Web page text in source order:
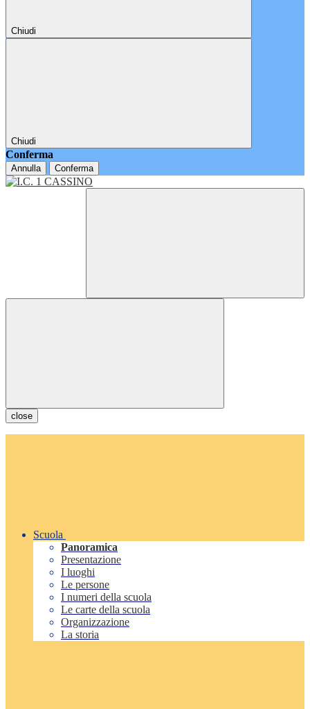
Chiudi
Chiudi
Conferma
Annulla Conferma
close
Scuola
Panoramica
Presentazione
I luoghi
Le persone
I numeri della scuola
Le carte della scuola
Organizzazione
La storia